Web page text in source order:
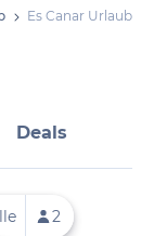
Es Canar Urlaub
Deals